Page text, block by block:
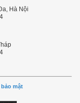
Hà Nội
mật